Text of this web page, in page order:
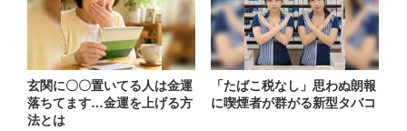
玄関に〇〇置いてる人は金運
落ちてます…金運を上げる方
法とは
「たばこ税なし」思わぬ朗報
に喫煙者が群がる新型タバコ